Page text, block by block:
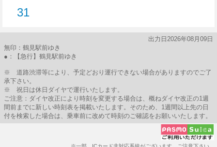
31
出力日2026年08月09日
無印：鶴見駅前ゆき
●：【急行】鶴見駅前ゆき
※ 道路渋滞等により、予定どおり運行できない場合がありますのでご了
承下さい。
※ 祝日は休日ダイヤで運行いたします。
ご注意：ダイヤ改正により時刻を変更する場合は、概ねダイヤ改正の1週
間前までに新しい時刻表を掲載いたします。そのため、1週間以上先の日
付を検索した場合は、乗車前に改めて時刻のご確認をお願いいたします。